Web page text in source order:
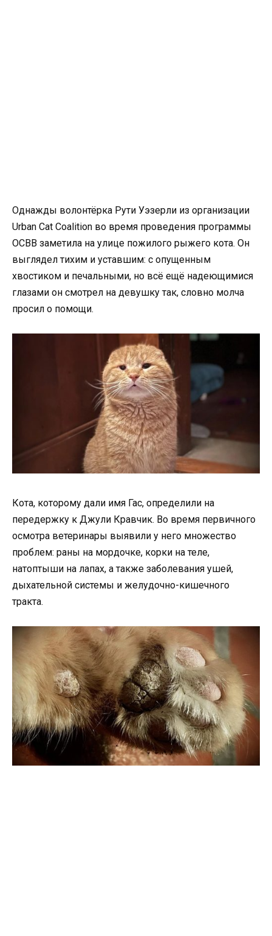
Однажды волонтёрка Рути Уэзерли из организации
Urban Cat Coalition во время проведения программы
ОСВВ заметила на улице пожилого рыжего кота. Он
выглядел тихим и уставшим: с опущенным
хвостиком и печальными, но всё ещё надеющимися
глазами он смотрел на девушку так, словно молча
просил о помощи.
Кота, которому дали имя Гас, определили на
передержку к Джули Кравчик. Во время первичного
осмотра ветеринары выявили у него множество
проблем: раны на мордочке, корки на теле,
натоптыши на лапах, а также заболевания ушей,
дыхательной системы и желудочно-кишечного
тракта.